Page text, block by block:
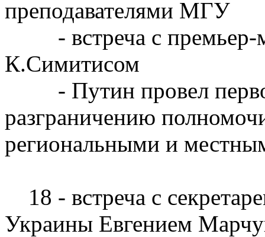
преподавателями МГУ
- встреча с премьер-
К.Симитисом
- Путин провел
разграничению
региональными и
18 - встреча с
Украины Евгением